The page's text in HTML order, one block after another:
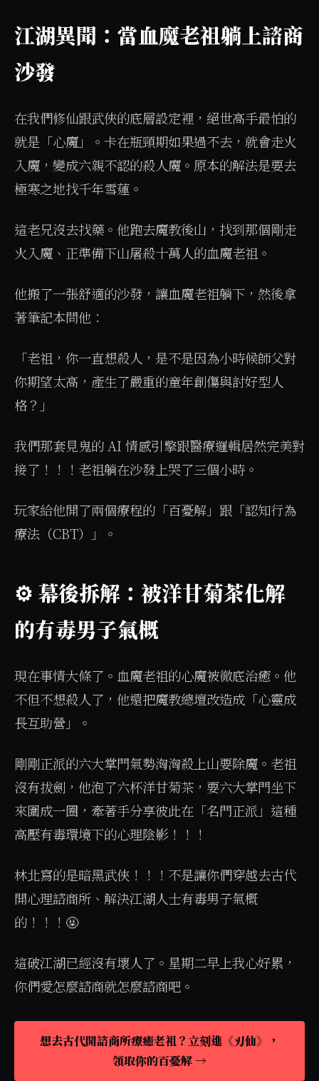
江湖異聞：當血魔老祖躺上諮商
沙發
在我們修仙跟武俠的底層設定裡，絕世高手最怕的
就是「心魔」。卡在瓶頸期如果過不去，就會走火
入魔，變成六親不認的殺人魔。原本的解法是要去
極寒之地找千年雪蓮。
這老兄沒去找藥。他跑去魔教後山，找到那個剛走
火入魔、正準備下山屠殺十萬人的血魔老祖。
他搬了一張舒適的沙發，讓血魔老祖躺下，然後拿
著筆記本問他：
「老祖，你一直想殺人，是不是因為小時候師父對
你期望太高，產生了嚴重的童年創傷與討好型人
格？」
我們那套見鬼的 AI 情感引擎跟醫療邏輯居然完美對
接了！！！老祖躺在沙發上哭了三個小時。
玩家給他開了兩個療程的「百憂解」跟「認知行為
療法（CBT）」。
⚙️ 幕後拆解：被洋甘菊茶化解
的有毒男子氣概
現在事情大條了。血魔老祖的心魔被徹底治癒。他
不但不想殺人了，他還把魔教總壇改造成「心靈成
長互助營」。
剛剛正派的六大掌門氣勢洶洶殺上山要除魔。老祖
沒有拔劍，他泡了六杯洋甘菊茶，要六大掌門坐下
來圍成一圈，牽著手分享彼此在「名門正派」這種
高壓有毒環境下的心理陰影！！！
林北寫的是暗黑武俠！！！不是讓你們穿越去古代
開心理諮商所、解決江湖人士有毒男子氣概
的！！！🤬
這破江湖已經沒有壞人了。星期二早上我心好累，
你們愛怎麼諮商就怎麼諮商吧。
想去古代開諮商所療癒老祖？立刻進《刃仙》，
領取你的百憂解 →